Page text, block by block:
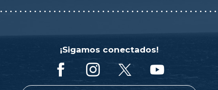
¡Sigamos conectados!